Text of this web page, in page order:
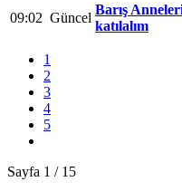
09:02 Güncel
Barış
katılalım
1
2
3
4
5
Sayfa 1 / 15